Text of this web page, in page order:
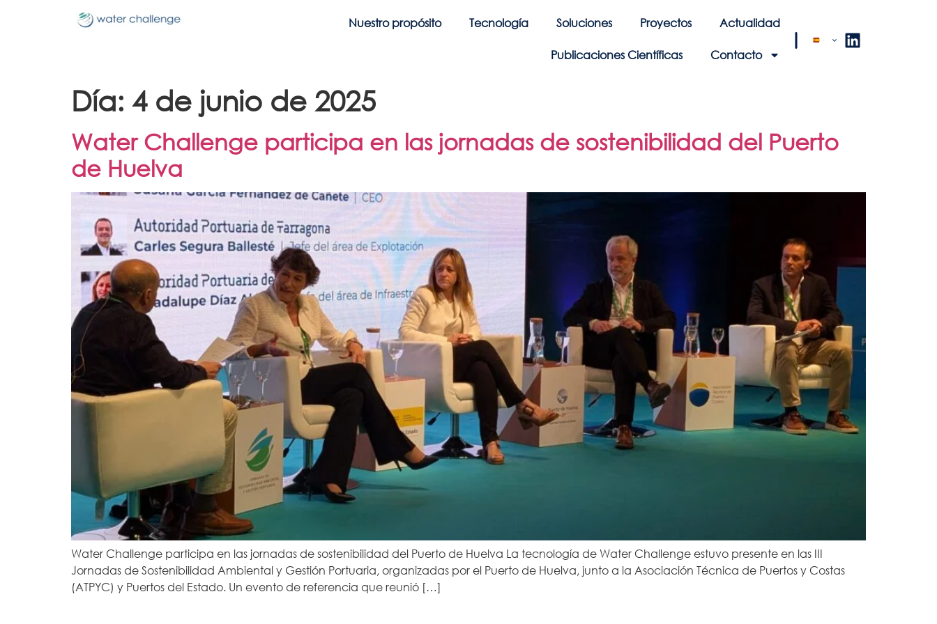
Nuestro propósito Tecnología Soluciones Proyectos Actualidad
Publicaciones Científicas Contacto
Día: 4 de junio de 2025
Water Challenge participa en las jornadas de sostenibilidad del Puerto
de Huelva
Water Challenge participa en las jornadas de sostenibilidad del Puerto de Huelva La tecnología de Water Challenge estuvo presente en las III
Jornadas de Sostenibilidad Ambiental y Gestión Portuaria, organizadas por el Puerto de Huelva, junto a la Asociación Técnica de Puertos y Costas
(ATPYC) y Puertos del Estado. Un evento de referencia que reunió […]